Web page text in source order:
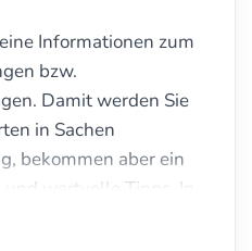
Informationen zum
bzw.
Damit werden Sie
in Sachen
bekommen aber ein
und wertvolle Tipps. In
finden Sie